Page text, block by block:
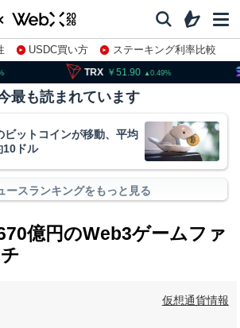
USDC買い方
ステーキング利率比較
51.90 0.49
最も読まれています
ビットコインが移動、平均
10ドル
ースランキングをもっと見る
億円のWeb3ゲームファ
仮想通貨情報